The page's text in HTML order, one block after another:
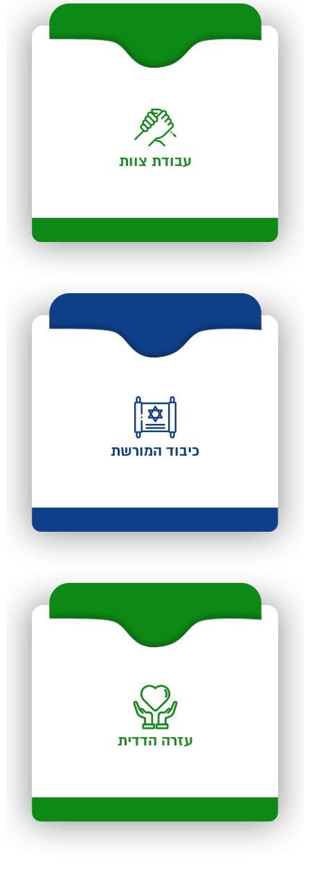
עבודת צוות
כיבוד המורשת
עזרה הדדית